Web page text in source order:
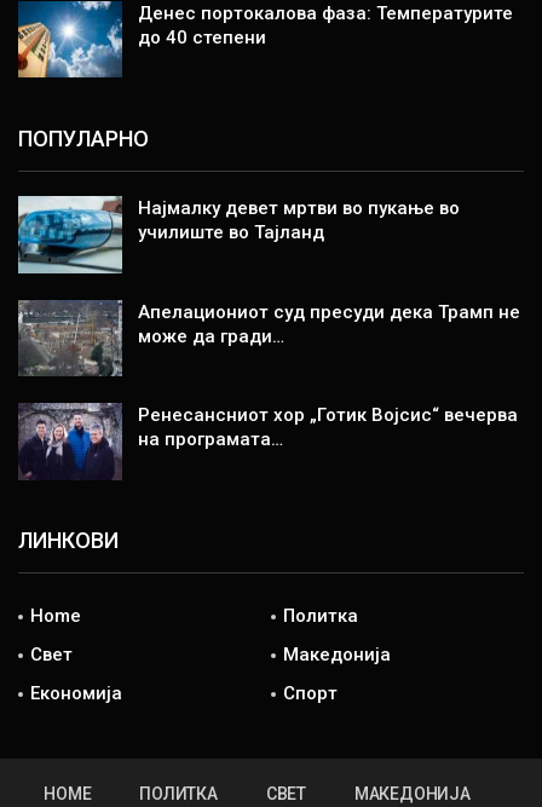
Денес портокалова фаза: Температурите
до 40 степени
ПОПУЛАРНО
Најмалку девет мртви во пукање во
училиште во Тајланд
Апелациониот суд пресуди дека Трамп не
може да гради…
Ренесансниот хор „Готик Војсис“ вечерва
на програмата…
ЛИНКОВИ
Home
Политка
Свет
Македонија
Економија
Спорт
HOME ПОЛИТКА СВЕТ МАКЕДОНИЈА